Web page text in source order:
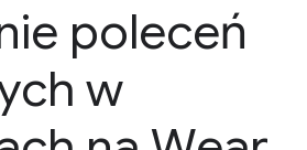
poleceń
w